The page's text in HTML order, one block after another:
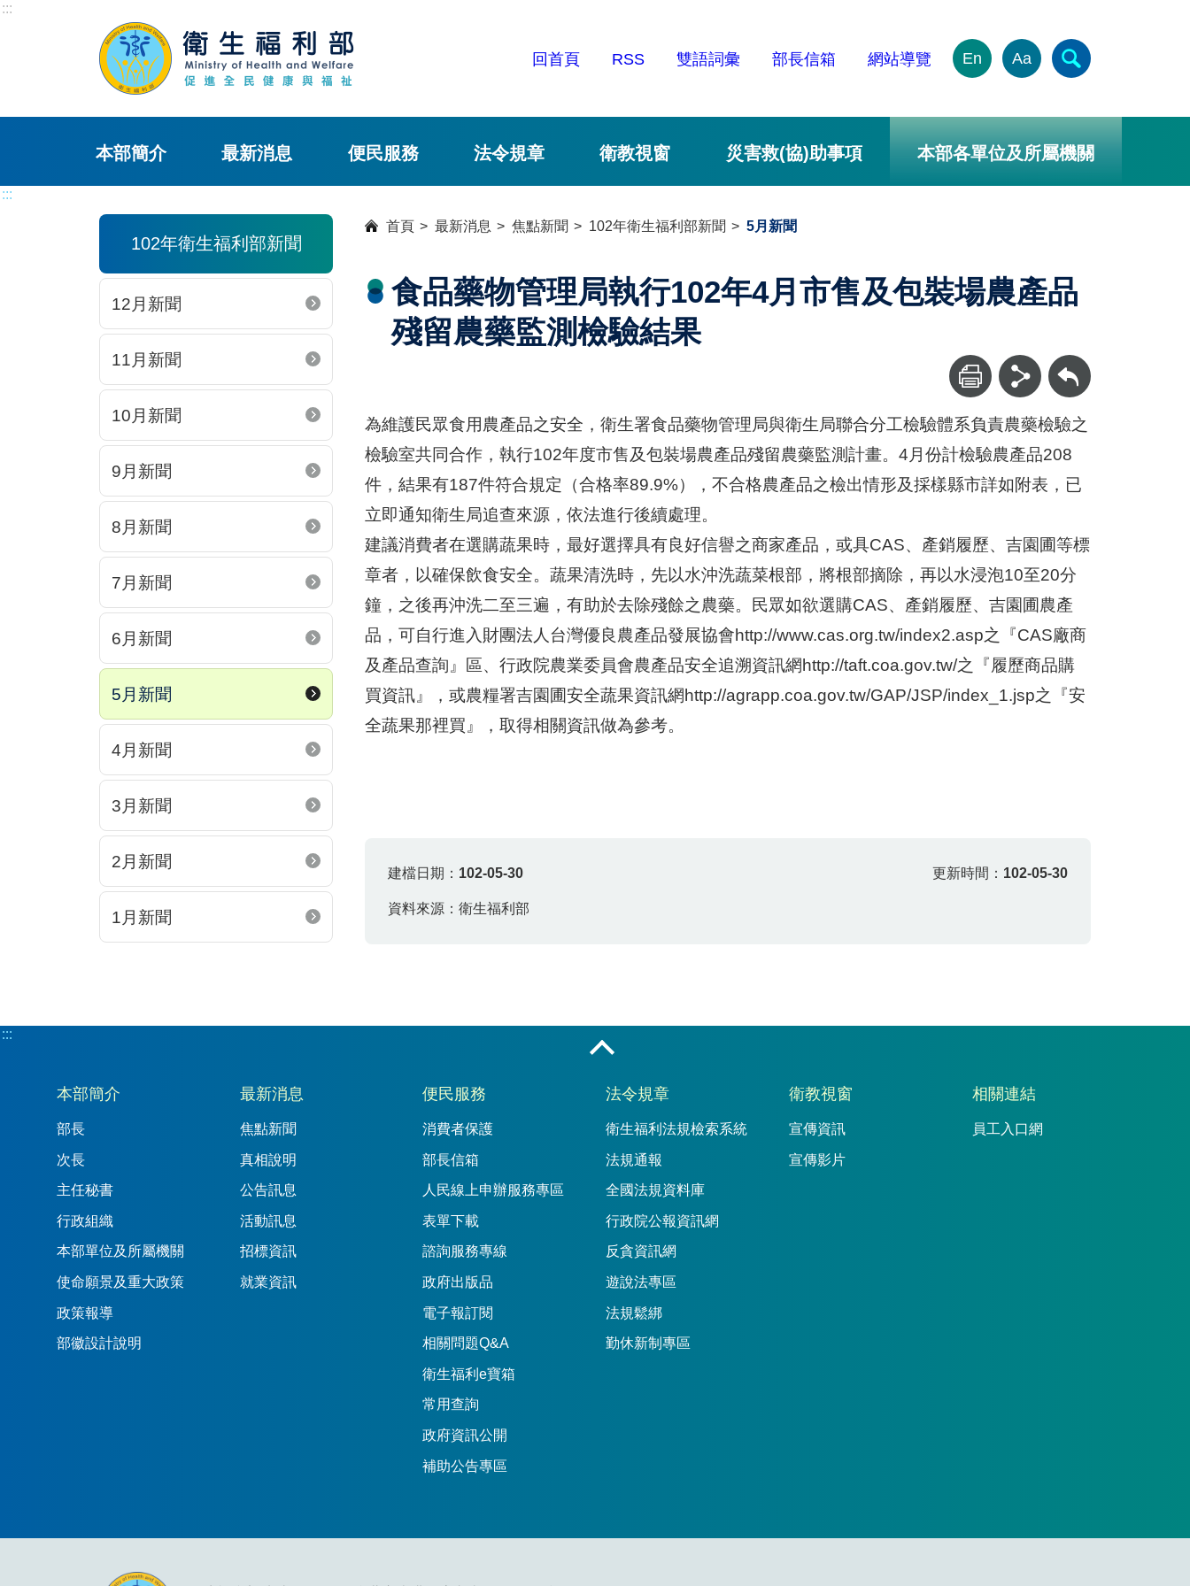
:::
回首頁 RSS 雙語詞彙 部長信箱 網站導覽 En Aa
本部簡介 最新消息 便民服務 法令規章 衛教視窗 災害救(協)助事項 本部各單位及所屬機關
:::
102年衛生福利部新聞
12月新聞
11月新聞
10月新聞
9月新聞
8月新聞
7月新聞
6月新聞
5月新聞
4月新聞
3月新聞
2月新聞
1月新聞
首頁 最新消息 焦點新聞 102年衛生福利部新聞 5月新聞
食品藥物管理局執行102年4月市售及包裝場農產品
殘留農藥監測檢驗結果
回上一頁
為維護民眾食用農產品之安全，衛生署食品藥物管理局與衛生局聯合分工檢驗體系負責農藥檢驗之
檢驗室共同合作，執行102年度市售及包裝場農產品殘留農藥監測計畫。4月份計檢驗農產品208
件，結果有187件符合規定（合格率89.9%），不合格農產品之檢出情形及採樣縣市詳如附表，已
立即通知衛生局追查來源，依法進行後續處理。
建議消費者在選購蔬果時，最好選擇具有良好信譽之商家產品，或具CAS、產銷履歷、吉園圃等標
章者，以確保飲食安全。蔬果清洗時，先以水沖洗蔬菜根部，將根部摘除，再以水浸泡10至20分
鐘，之後再沖洗二至三遍，有助於去除殘餘之農藥。民眾如欲選購CAS、產銷履歷、吉園圃農產
品，可自行進入財團法人台灣優良農產品發展協會http://www.cas.org.tw/index2.asp之『CAS廠商
及產品查詢』區、行政院農業委員會農產品安全追溯資訊網http://taft.coa.gov.tw/之『履歷商品購
買資訊』，或農糧署吉園圃安全蔬果資訊網http://agrapp.coa.gov.tw/GAP/JSP/index_1.jsp之『安
全蔬果那裡買』，取得相關資訊做為參考。
建檔日期： 102-05-30 更新時間： 102-05-30
資料來源：衛生福利部
:::
:::
本部簡介
部長
次長
主任秘書
行政組織
本部單位及所屬機關
使命願景及重大政策
政策報導
部徽設計說明
最新消息
焦點新聞
真相說明
公告訊息
活動訊息
招標資訊
就業資訊
便民服務
消費者保護
部長信箱
人民線上申辦服務專區
表單下載
諮詢服務專線
政府出版品
電子報訂閱
相關問題Q&A
衛生福利e寶箱
常用查詢
政府資訊公開
補助公告專區
法令規章
衛生福利法規檢索系統
法規通報
全國法規資料庫
行政院公報資訊網
反貪資訊網
遊說法專區
法規鬆綁
勤休新制專區
衛教視窗
宣傳資訊
宣傳影片
相關連結
員工入口網